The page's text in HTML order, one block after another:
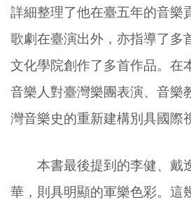
詳細整理了他在臺五年的音樂
歌劇在臺演出外，亦指導了多
文化學院創作了多首作品。在
音樂人對臺灣樂團表演、音樂
灣音樂史的重新建構別具國際
本書最後提到的李健、戴
華，則具明顯的軍樂色彩。這